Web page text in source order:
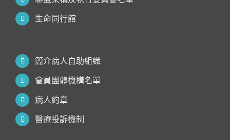
生命同行館
簡介病人自助組織
會員團體機構名單
病人約章
醫療投訴機制